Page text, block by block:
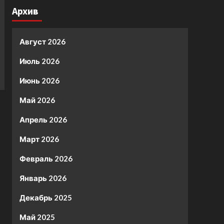
Архив
Август 2026
Июль 2026
Июнь 2026
Май 2026
Апрель 2026
Март 2026
Февраль 2026
Январь 2026
Декабрь 2025
Май 2025